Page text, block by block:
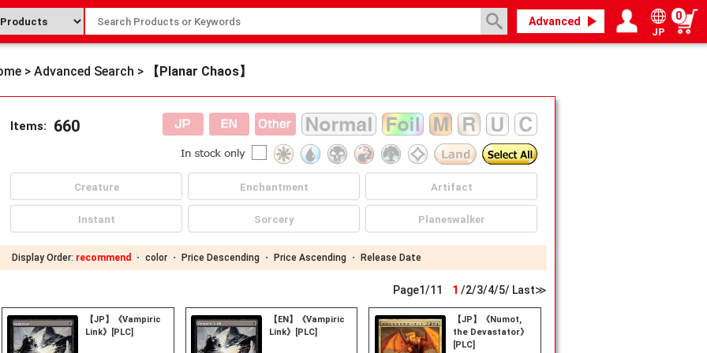
Advanced
JP
0
> Advanced Search > 【Planar Chaos】
Items: 660
Creature Enchantment Artifact
Instant Sorcery Planeswalker
Display Order: recommend ・ color ・ Price Descending ・ Price Ascending ・ Release Date
Page1/11 1 /2/3/4/5/ Last≫
【JP】《Vampiric
Link》[PLC]
【EN】《Vampiric
Link》[PLC]
【JP】《Numot,
the Devastator》
[PLC]